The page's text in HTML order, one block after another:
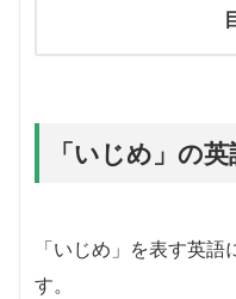
「いじめ」の
「いじめ」を表す英
す。